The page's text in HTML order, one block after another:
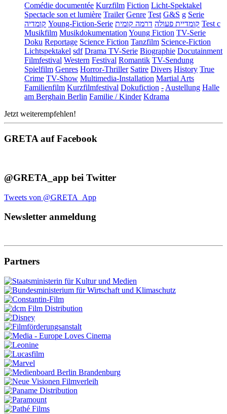
Comédie documentée Kurzfilm Fiction Licht-Spektakel
Spectacle son et lumière Trailer Genre Test G&S g Serie
קומדיה Young-Fiction-Serie קומדיית פעולה דרמה קומית
Test c
Musikfilm Musikdokumentation Young Fiction TV-Serie
Doku Reportage Science Fiction Tanzfilm Science-Fiction
Lichtspektakel sdf Drama TV-Serie Biographie Docutainment
Filmfestival Western Festival Romantik TV-Sendung
Spielfilm Genres Horror-Thriller Satire Divers History True
Crime TV-Show Multimedia-Installation Martial Arts
Familienfilm Kurzfilmfestival Dokufiction - Austellung Halle
am Berghain Berlin Familie / Kinder Kdrama
Jetzt weiterempfehlen!
GRETA auf Facebook
@GRETA_app bei Twitter
Tweets von @GRETA_App
Newsletter anmeldung
Partners